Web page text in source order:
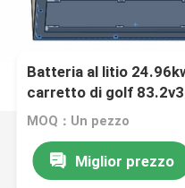
Batteria al litio
carretto di golf
MOQ：Un pezzo
Miglior prezzo